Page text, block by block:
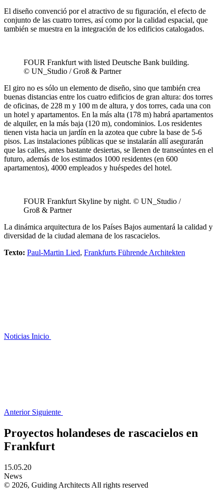
El diseño convenció por el atractivo de su figuración, el efecto de
conjunto de las cuatro torres, así como por la calidad espacial, que
también se muestra en la integración de los edificios catalogados.
FOUR Frankfurt with listed Deutsche Bank building.
© UN_Studio / Groß & Partner
El giro no es sólo un elemento de diseño, sino que también crea
buenas distancias entre los cuatro edificios de gran altura: dos torres
de oficinas, de 228 m y 100 m de altura, y dos torres, cada una con
un hotel y apartamentos. En la más alta (178 m) habrá apartamentos
de alquiler, en la más baja (120 m), condominios. Los residentes
tienen vista hacia un jardín en la azotea que cubre la base de 5-6
pisos. Las instalaciones públicas que se instalarán allí asegurarán
que las calles, antes bastante desiertas, se llenen de transeúntes en el
futuro, además de los estimados 1000 residentes (en 600
apartamentos), 4000 empleados y huéspedes del hotel.
FOUR Frankfurt Skyline by night. © UN_Studio /
Groß & Partner
La dinámica arquitectura de los Países Bajos aumentará la calidad y
diversidad de la ciudad alemana de los rascacielos.
Texto: Paul-Martin Lied, Frankfurts Führende Architekten
Noticias Inicio
Anterior Siguiente
Proyectos holandeses de rascacielos en
Frankfurt
15.05.20
News
© 2026, Guiding Architects All rights reserved